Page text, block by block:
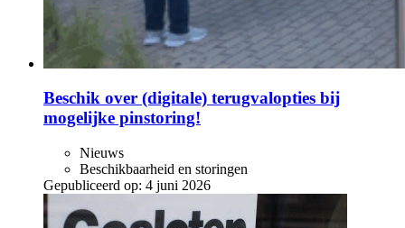
Beschik over (digitale) terugvalopties bij
mogelijke pinstoring!
Nieuws
Beschikbaarheid en storingen
Gepubliceerd op: 4 juni 2026